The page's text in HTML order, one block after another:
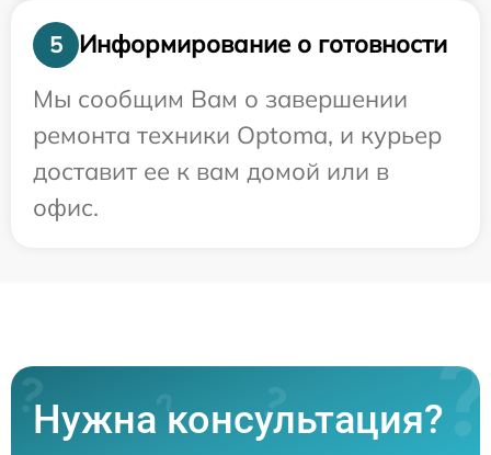
5
Информирование о готовности
Мы сообщим Вам о завершении
ремонта техники Optoma, и курьер
доставит ее к вам домой или в
офис.
Нужна консультация?